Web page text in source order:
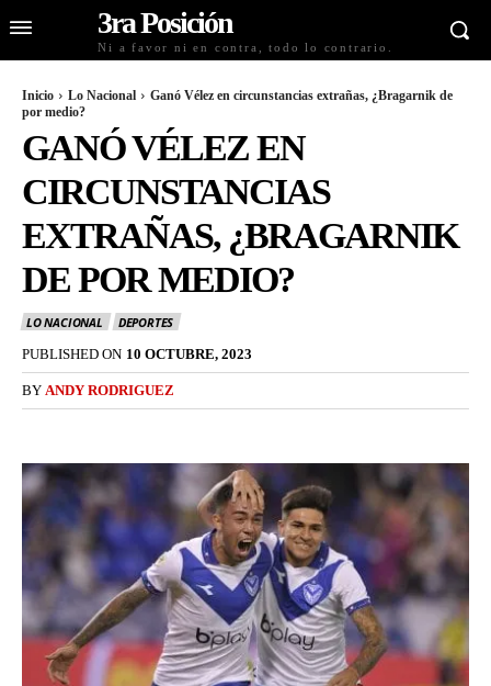
3ra Posición
Ni a favor ni en contra, todo lo contrario.
Inicio Lo Nacional
Ganó Vélez en circunstancias extrañas, ¿Bragarnik de
por medio?
GANÓ VÉLEZ EN
CIRCUNSTANCIAS
EXTRAÑAS, ¿BRAGARNIK
DE POR MEDIO?
LO NACIONAL
DEPORTES
PUBLISHED ON 10 OCTUBRE, 2023
BY ANDY RODRIGUEZ